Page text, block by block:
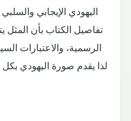
اليهودي الإيجابي
تفاصيل الكتاب بأن المثل
الرسمية، والاعتبارات
لذا يقدم صورة اليهودي بكل